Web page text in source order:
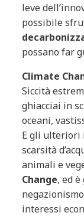
leve
possibile
possano far
Climate
Siccità
ghiacciai in
oceani,
E gli ulteriori
scarsità
animali e
Change, ed
interessi